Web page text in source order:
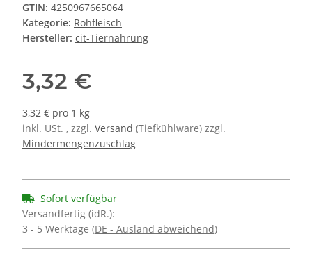
GTIN: 4250967665064
Kategorie: Rohfleisch
Hersteller: cit-Tiernahrung
3,32 €
3,32 € pro 1 kg
inkl. USt. , zzgl. Versand (Tiefkühlware) zzgl.
Mindermengenzuschlag
Sofort verfügbar
Versandfertig (idR.):
3 - 5 Werktage (DE - Ausland abweichend)